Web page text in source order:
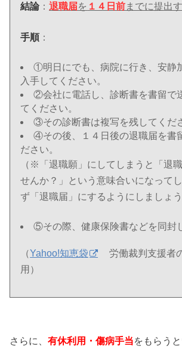
結論 ：退職届を １４日前までに提出
手順 ：
①明日にでも、病院に行き、安静
入手してください。
②会社に電話し、診断書を書留で
てください。
③その診断書は複写を残してくだ
④その後、１４日後の退職届を書
ださい。
（※「退職願」にしてしまうと「退
せんか？」という意味合いになって
ず「退職届」にするようにしましょう
⑤その際、健康保険書などを同封
（Yahoo!知恵袋
労働裁判支援者
用）
さらに、有休利用・傷病手当をもらう